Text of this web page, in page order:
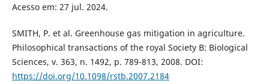
Acesso em: 27 jul. 2024.
SMITH, P. et al. Greenhouse gas mitigation in agriculture.
Philosophical transactions of the royal Society B: Biological
Sciences, v. 363, n. 1492, p. 789-813, 2008. DOI:
https://doi.org/10.1098/rstb.2007.2184